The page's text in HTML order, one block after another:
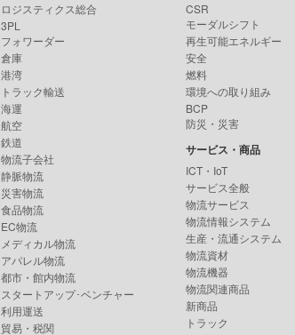
ロジスティクス総合
3PL
フォワーダー
倉庫
港湾
トラック輸送
海運
航空
鉄道
物流子会社
静脈物流
災害物流
食品物流
EC物流
メディカル物流
アパレル物流
都市・館内物流
スタートアップ･ベンチャー
利用運送
貿易・税関
CSR
モーダルシフト
再生可能エネルギー
安全
燃料
環境への取り組み
BCP
防災・災害
サービス・商品
ICT・IoT
サービス全般
物流サービス
物流情報システム
生産・流通システム
物流資材
物流機器
物流関連商品
新商品
トラック